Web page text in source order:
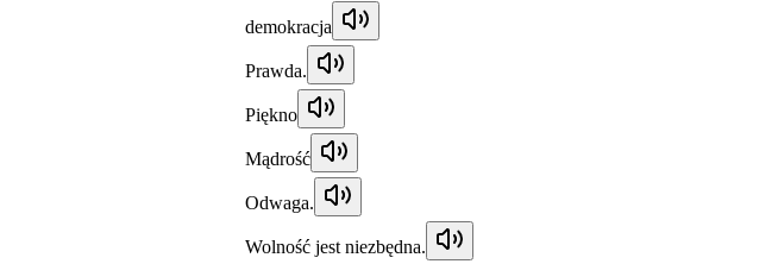
demokracja
Prawda.
Piękno
Mądrość
Odwaga.
Wolność jest niezbędna.